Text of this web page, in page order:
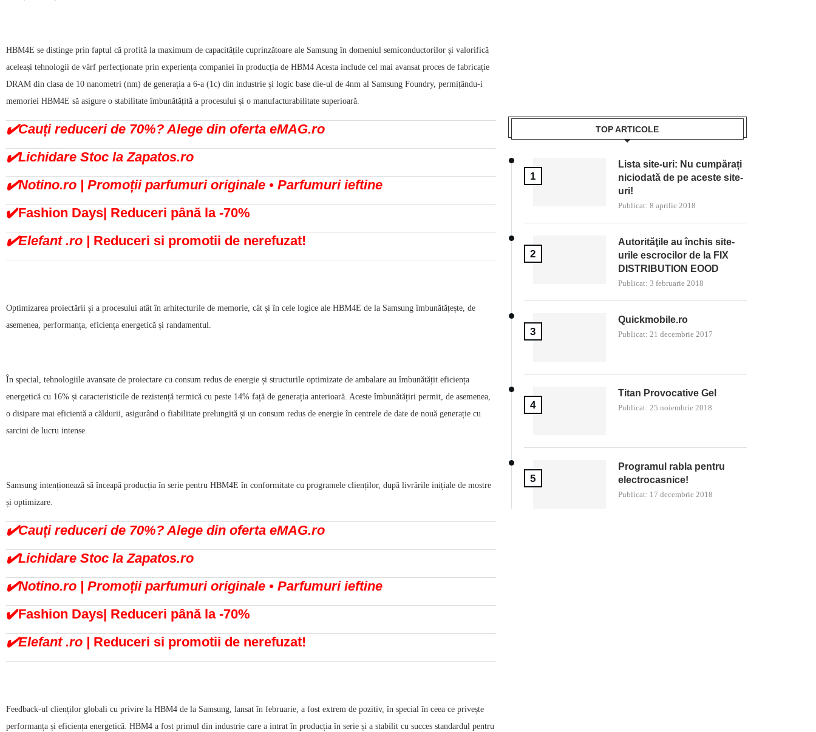
HBM4E se distinge prin faptul că profită la maximum de capacitățile cuprinzătoare ale Samsung în domeniul semiconductorilor și valorifică
aceleași tehnologii de vârf perfecționate prin experiența companiei în producția de HBM4 Acesta include cel mai avansat proces de fabricație
DRAM din clasa de 10 nanometri (nm) de generația a 6-a (1c) din industrie și logic base die-ul de 4nm al Samsung Foundry, permițându-i
memoriei HBM4E să asigure o stabilitate îmbunătățită a procesului și o manufacturabilitate superioară.
✔️Cauți reduceri de 70%? Alege din oferta eMAG.ro
✔️Lichidare Stoc la Zapatos.ro
✔️Notino.ro | Promoții parfumuri originale • Parfumuri ieftine
✔️Fashion Days| Reduceri până la -70%
✔️Elefant .ro | Reduceri si promotii de nerefuzat!
Optimizarea proiectării și a procesului atât în arhitecturile de memorie, cât și în cele logice ale HBM4E de la Samsung îmbunătățește, de
asemenea, performanța, eficiența energetică și randamentul.
În special, tehnologiile avansate de proiectare cu consum redus de energie și structurile optimizate de ambalare au îmbunătățit eficiența
energetică cu 16% și caracteristicile de rezistență termică cu peste 14% față de generația anterioară. Aceste îmbunătățiri permit, de asemenea,
o disipare mai eficientă a căldurii, asigurând o fiabilitate prelungită și un consum redus de energie în centrele de date de nouă generație cu
sarcini de lucru intense.
Samsung intenționează să înceapă producția în serie pentru HBM4E în conformitate cu programele clienților, după livrările inițiale de mostre
și optimizare.
✔️Cauți reduceri de 70%? Alege din oferta eMAG.ro
✔️Lichidare Stoc la Zapatos.ro
✔️Notino.ro | Promoții parfumuri originale • Parfumuri ieftine
✔️Fashion Days| Reduceri până la -70%
✔️Elefant .ro | Reduceri si promotii de nerefuzat!
Feedback-ul clienților globali cu privire la HBM4 de la Samsung, lansat în februarie, a fost extrem de pozitiv, în special în ceea ce privește
performanța și eficiența energetică. HBM4 a fost primul din industrie care a intrat în producția în serie și a stabilit cu succes standardul pentru
TOP ARTICOLE
1
Lista site-uri: Nu cumpărați
niciodată de pe aceste site-
uri!
Publicat: 8 aprilie 2018
2
Autorităţile au închis site-
urile escrocilor de la FIX
DISTRIBUTION EOOD
Publicat: 3 februarie 2018
3
Quickmobile.ro
Publicat: 21 decembrie 2017
4
Titan Provocative Gel
Publicat: 25 noiembrie 2018
5
Programul rabla pentru
electrocasnice!
Publicat: 17 decembrie 2018